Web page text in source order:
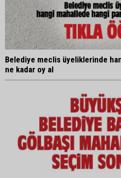
Belediye meclis üyeliklerinde
ne kadar oy al